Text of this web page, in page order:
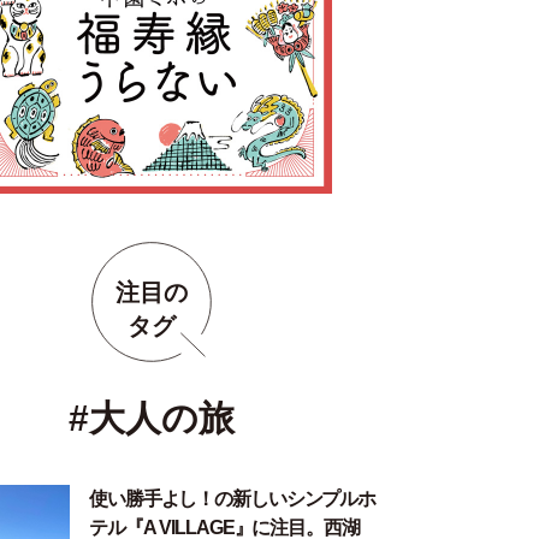
注目の
タグ
#大人の旅
使い勝手よし！の新しいシンプルホ
テル『A VILLAGE』に注目。西湖